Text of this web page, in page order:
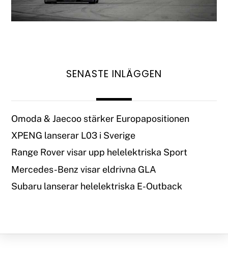
SENASTE INLÄGGEN
Omoda & Jaecoo stärker Europapositionen
XPENG lanserar L03 i Sverige
Range Rover visar upp helelektriska Sport
Mercedes-Benz visar eldrivna GLA
Subaru lanserar helelektriska E-Outback